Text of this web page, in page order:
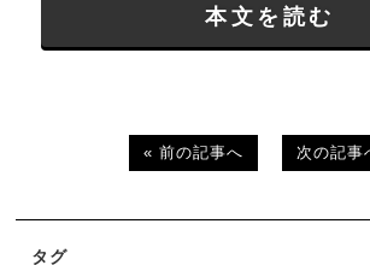
本文を読む
« 前の記事へ 次の記事
タグ